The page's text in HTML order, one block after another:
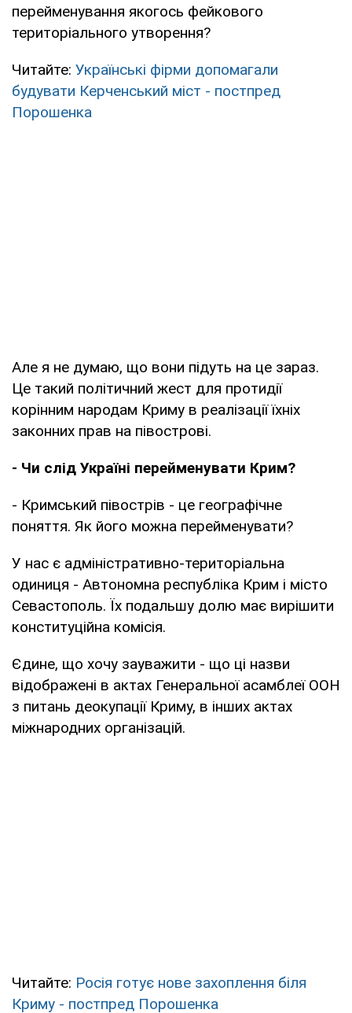
перейменування якогось фейкового
територіального утворення?
Читайте: Українські фірми допомагали
будувати Керченський міст - постпред
Порошенка
Але я не думаю, що вони підуть на це зараз.
Це такий політичний жест для протидії
корінним народам Криму в реалізації їхніх
законних прав на півострові.
- Чи слід Україні перейменувати Крим?
- Кримський півострів - це географічне
поняття. Як його можна перейменувати?
У нас є адміністративно-територіальна
одиниця - Автономна республіка Крим і місто
Севастополь. Їх подальшу долю має вирішити
конституційна комісія.
Єдине, що хочу зауважити - що ці назви
відображені в актах Генеральної асамблеї ООН
з питань деокупації Криму, в інших актах
міжнародних організацій.
Читайте: Росія готує нове захоплення біля
Криму - постпред Порошенка